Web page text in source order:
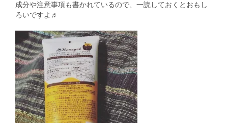
成分や注意事項も書かれているので、一読しておくとおもし
ろいですよ♬